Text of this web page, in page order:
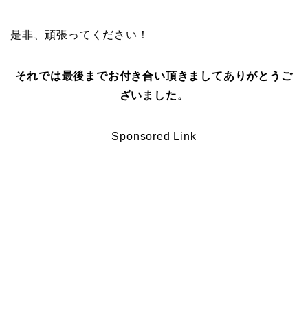
是非、頑張ってください！
それでは最後までお付き合い頂きましてありがとうご
ざいました。
Sponsored Link